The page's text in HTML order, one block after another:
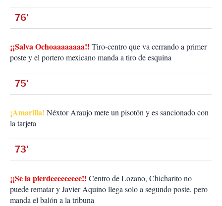
76'
¡¡Salva Ochoaaaaaaaa!! Tiro-centro que va cerrando a primer
poste y el portero mexicano manda a tiro de esquina
75'
¡Amarilla! Néxtor Araujo mete un pisotón y es sancionado con
la tarjeta
73'
¡¡Se la pierdeeeeeeeee!! Centro de Lozano, Chicharito no
puede rematar y Javier Aquino llega solo a segundo poste, pero
manda el balón a la tribuna